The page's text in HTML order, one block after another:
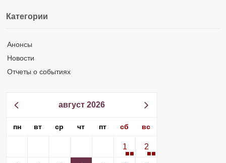
Категории
Анонсы
Новости
Отчеты о событиях
август 2026
пн вт ср чт пт сб вс
1 2